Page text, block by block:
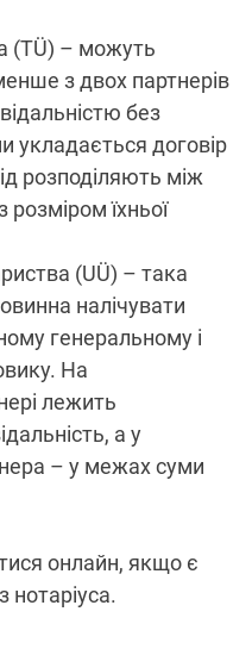
(TÜ) – можуть
з двох партнерів
без
договір
розподіляють між
розміром їхньої
(UÜ) – така
налічувати
генеральному і
На
лежить
а у
– у межах суми
онлайн, якщо є
нотаріуса.